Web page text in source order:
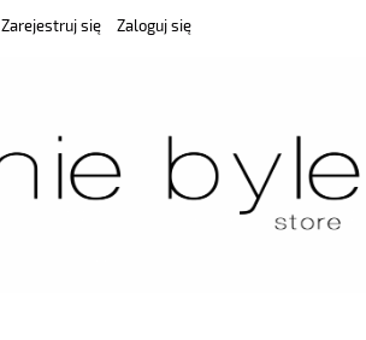
Zarejestruj się Zaloguj się